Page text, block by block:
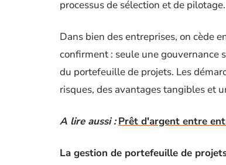
processus de sélection et de pilotage.
Dans bien des entreprises, on cède
confirment : seule une
du portefeuille de projets. Les
risques, des avantages tangibles et
A lire aussi : Prêt d'argent entre
La gestion de portefeuille de